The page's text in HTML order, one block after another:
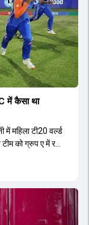
में कैसा था
महिला टी20 वर्ल्ड
को ग्रुप ए में रखा
का आगाज करेगी.